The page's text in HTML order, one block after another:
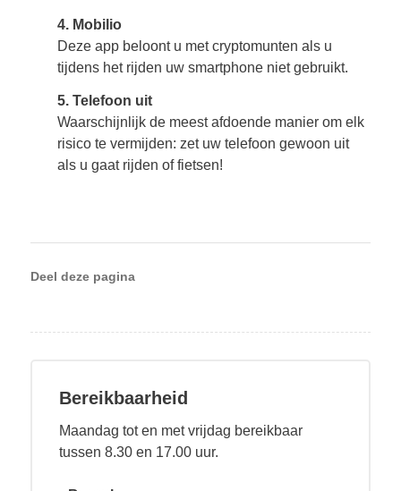
4. Mobilio
Deze app beloont u met cryptomunten als u
tijdens het rijden uw smartphone niet gebruikt.
5. Telefoon uit
Waarschijnlijk de meest afdoende manier om elk
risico te vermijden: zet uw telefoon gewoon uit
als u gaat rijden of fietsen!
Deel deze pagina
Bereikbaarheid
Maandag tot en met vrijdag bereikbaar
tussen 8.30 en 17.00 uur.